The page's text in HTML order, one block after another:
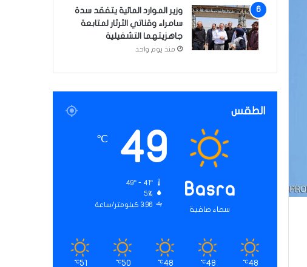
وزير الموارد المائية يتفقد سدة
سامراء وقناتي الثرثار لمتابعة
جاهزيتهما التشغيلية
منذ يوم واحد
الطقس
Basra
سماء صافية
49
℃
49º - 41º
5%
3.96 كيلومتر/ساعة
48
℃
48
℃
48
℃
50
℃
51
℃